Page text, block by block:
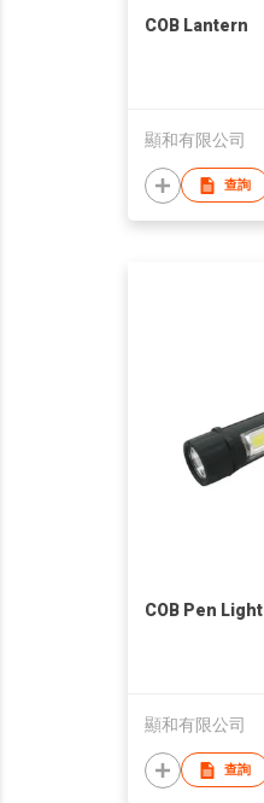
COB Lantern
顯和有限公司
查詢
COB Pen Light
顯和有限公司
查詢